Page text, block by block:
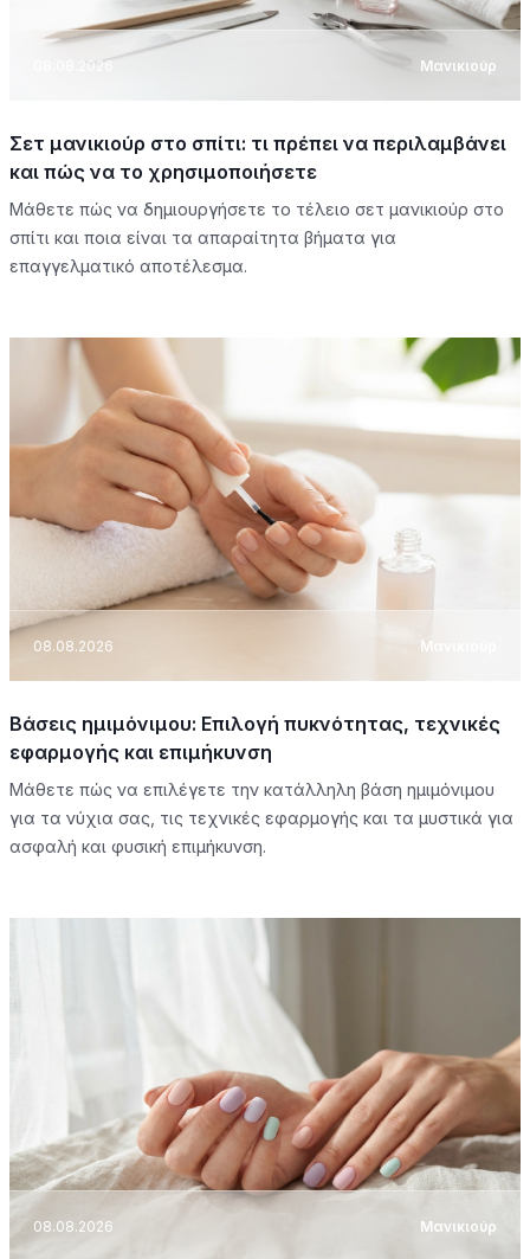
08.08.2026 Μανικιούρ
Σετ μανικιούρ στο σπίτι: τι πρέπει να περιλαμβάνει
και πώς να το χρησιμοποιήσετε
Μάθετε πώς να δημιουργήσετε το τέλειο σετ μανικιούρ στο
σπίτι και ποια είναι τα απαραίτητα βήματα για
επαγγελματικό αποτέλεσμα.
08.08.2026 Μανικιούρ
Βάσεις ημιμόνιμου: Επιλογή πυκνότητας, τεχνικές
εφαρμογής και επιμήκυνση
Μάθετε πώς να επιλέγετε την κατάλληλη βάση ημιμόνιμου
για τα νύχια σας, τις τεχνικές εφαρμογής και τα μυστικά για
ασφαλή και φυσική επιμήκυνση.
08.08.2026 Μανικιούρ